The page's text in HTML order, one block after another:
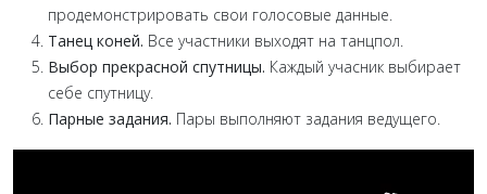
продемонстрировать свои голосовые данные.
Танец коней. Все участники выходят на танцпол.
Выбор прекрасной спутницы. Каждый учасник выбирает
себе спутницу.
Парные задания. Пары выполняют задания ведущего.